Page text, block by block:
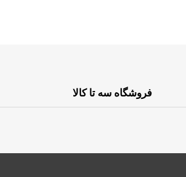
فروشگاه سه تا کالا